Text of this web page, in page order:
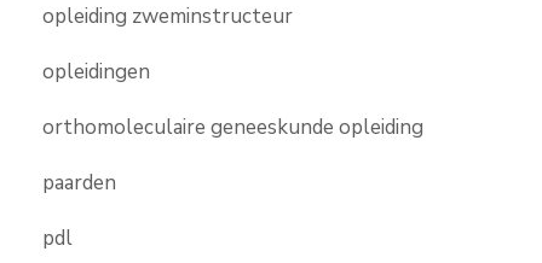
opleiding zweminstructeur
opleidingen
orthomoleculaire geneeskunde opleiding
paarden
pdl